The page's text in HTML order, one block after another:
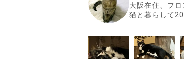
大阪在住、フロ
猫と暮らして